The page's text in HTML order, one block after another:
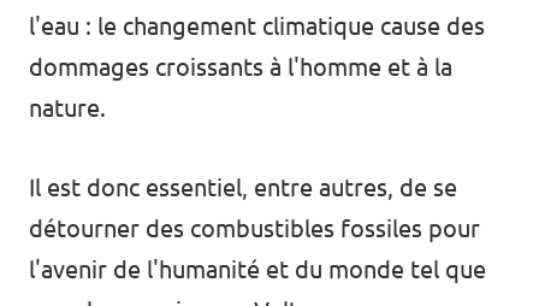
Homepagina
Volontaire
Website Volt Belgique
l'eau : le changement climatique cause des
dommages croissants à l'homme et à la
nature.
Il est donc essentiel, entre autres, de se
détourner des combustibles fossiles pour
l'avenir de l'humanité et du monde tel que